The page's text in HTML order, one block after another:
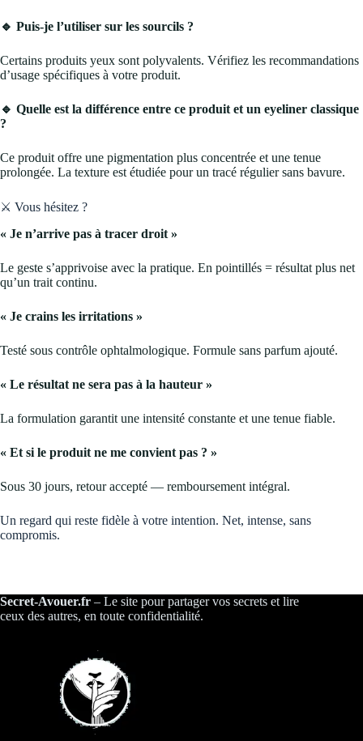
🔹 Puis-je l’utiliser sur les sourcils ?
Certains produits yeux sont polyvalents. Vérifiez les recommandations
d’usage spécifiques à votre produit.
🔹 Quelle est la différence entre ce produit et un eyeliner classique
?
Ce produit offre une pigmentation plus concentrée et une tenue
prolongée. La texture est étudiée pour un tracé régulier sans bavure.
⚔️ Vous hésitez ?
« Je n’arrive pas à tracer droit »
Le geste s’apprivoise avec la pratique. En pointillés = résultat plus net
qu’un trait continu.
« Je crains les irritations »
Testé sous contrôle ophtalmologique. Formule sans parfum ajouté.
« Le résultat ne sera pas à la hauteur »
La formulation garantit une intensité constante et une tenue fiable.
« Et si le produit ne me convient pas ? »
Sous 30 jours, retour accepté — remboursement intégral.
Un regard qui reste fidèle à votre intention. Net, intense, sans
compromis.
Secret-Avouer.fr – Le site pour partager vos secrets et lire
ceux des autres, en toute confidentialité.